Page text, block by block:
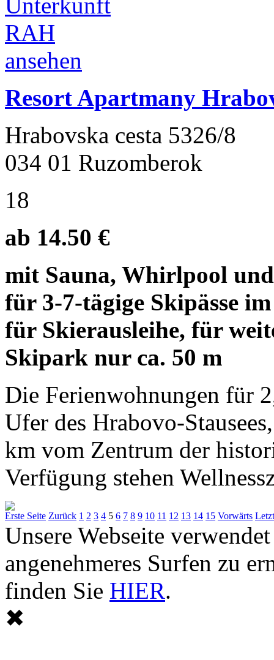
Resort Apartmany
Hrabovska cesta 5326/8
034 01 Ruzomberok
18
ab 14.50 €
mit Sauna, Whirlpool
für 3-7-tägige Skipässe
für Skierausleihe, für
Skipark nur ca. 50 m
Die Ferienwohnungen für
Ufer des Hrabovo-
km vom Zentrum der
Verfügung stehen
Erste Seite Zurück 1 2 3 4 5 6 7 8 9 10 11 12 13 14 15 Vorwärts
Unsere Webseite
angenehmeres Surfen zu
finden Sie HIER.
✖